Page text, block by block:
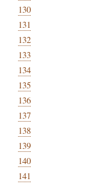
130
131
132
133
134
135
136
137
138
139
140
141